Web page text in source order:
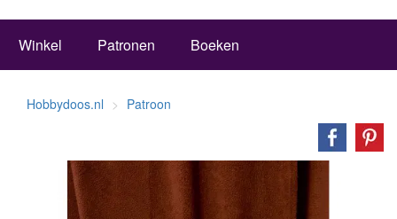
Winkel Patronen Boeken
Hobbydoos.nl Patroon